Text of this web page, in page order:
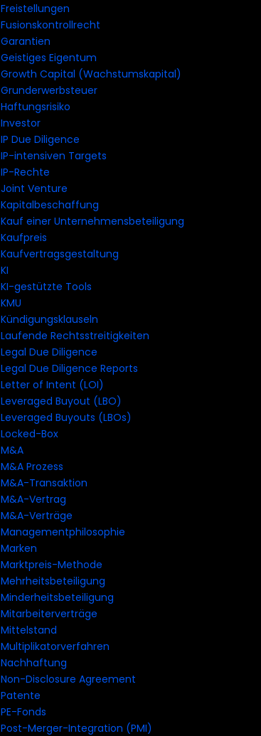
Freistellungen
Fusionskontrollrecht
Garantien
Geistiges Eigentum
Growth Capital (Wachstumskapital)
Grunderwerbsteuer
Haftungsrisiko
Investor
IP Due Diligence
IP-intensiven Targets
IP-Rechte
Joint Venture
Kapitalbeschaffung
Kauf einer Unternehmensbeteiligung
Kaufpreis
Kaufvertragsgestaltung
KI
KI-gestützte Tools
KMU
Kündigungsklauseln
Laufende Rechtsstreitigkeiten
Legal Due Diligence
Legal Due Diligence Reports
Letter of Intent (LOI)
Leveraged Buyout (LBO)
Leveraged Buyouts (LBOs)
Locked-Box
M&A
M&A Prozess
M&A-Transaktion
M&A-Vertrag
M&A-Verträge
Managementphilosophie
Marken
Marktpreis-Methode
Mehrheitsbeteiligung
Minderheitsbeteiligung
Mitarbeiterverträge
Mittelstand
Multiplikatorverfahren
Nachhaftung
Non-Disclosure Agreement
Patente
PE-Fonds
Post-Merger-Integration (PMI)